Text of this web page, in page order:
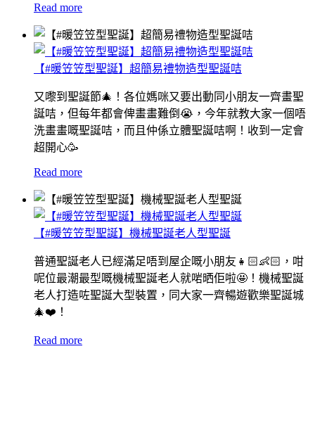
Read more
【#暖笠笠型聖誕】超簡易禮物造型聖誕咭
又嚟到聖誕節🎄！各位媽咪又要出動同小朋友一齊畫聖
誕咭，但每年都會俾畫畫難倒😭，今年就教大家一個唔
洗畫畫嘅聖誕咭，而且仲係立體聖誕咭啊！收到一定會
超開心🥳
Read more
【#暖笠笠型聖誕】機械聖誕老人型聖誕
普通聖誕老人已經滿足唔到屋企嘅小朋友👧🏻👶🏻，咁
呢位最潮最型嘅機械聖誕老人就啱晒佢啦🤩！機械聖誕
老人打造咗聖誕大型裝置，同大家一齊暢遊歡樂聖誕城
🎄❤️！
Read more